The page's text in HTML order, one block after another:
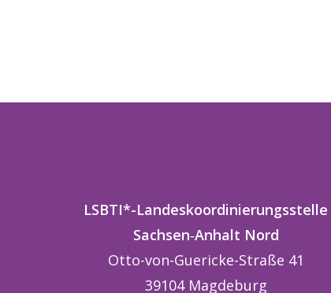
LSBTI*-Landeskoordinierungsstelle
Sachsen‑Anhalt Nord
Otto-von-Guericke-Straße 41
39104 Magdeburg